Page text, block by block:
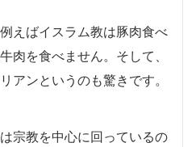
えばイスラム教は豚肉食べ
肉を食べません。そして、
アンというのも驚きです。
宗教を中心に回っているの